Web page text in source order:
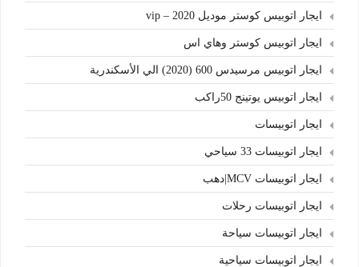
ايجار اتوبيس كوستر موديل 2020 – vip
ايجار اتوبيس كوستر وهاي اس
ايجار اتوبيس مرسيدس 600 (2020) الي الأسكندرية
ايجار اتوبيس يوتينج 50راكب
ايجار اتوبيسات
ايجار اتوبيسات 33 سياحي
ايجار اتوبيسات MCV|دهب
ايجار اتوبيسات رحلات
ايجار اتوبيسات سياحة
ايجار اتوبيسات سياحية